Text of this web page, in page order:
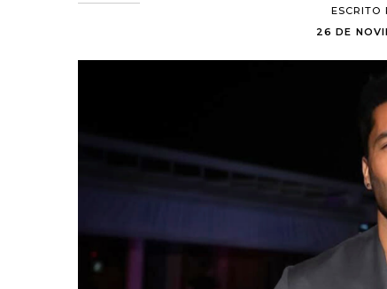
ESCRITO
26 DE